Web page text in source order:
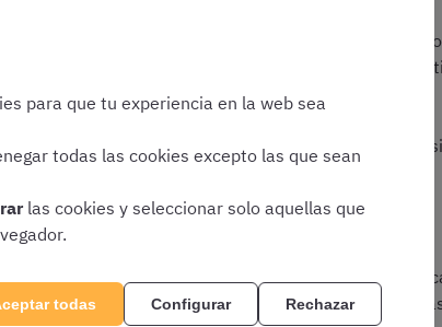
semanal, realista pero ambicioso, e iba
hacía sentir tan bien que realmente luego se
Los objetivos me los marcaba mi preparador, pero
nada.
test de la materia que había visto.
al máximo el estudio e intentaba exprimir
a los libros. Otros en cambio, mi cabeza decía
para que tu experiencia en la web sea
todas las cookies excepto las que sean
las cookies y seleccionar solo aquellas que
todas Configurar Rechazar